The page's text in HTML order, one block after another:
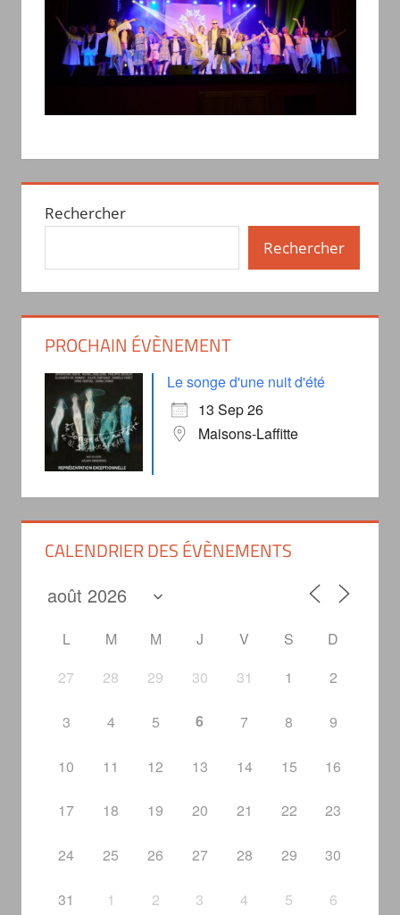
Rechercher
Rechercher
PROCHAIN ÉVÈNEMENT
Le songe d'une nuit d'été
13 Sep 26
Maisons-Laffitte
CALENDRIER DES ÉVÈNEMENTS
L M M J V S
D
27
28 29 30 31 1 2
3 4 5 6 7 8 9
10 11 12 13 14 15 16
17 18 19 20 21 22 23
24 25 26 27 28 29 30
31 1 2 3 4 5 6